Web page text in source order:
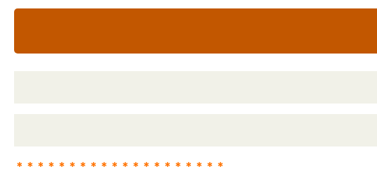
＊＊＊＊＊＊＊＊＊＊＊＊＊＊＊＊＊＊＊＊